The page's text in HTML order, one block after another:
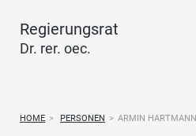
Regierungsrat
Dr. rer. oec.
HOME > PERSONEN > ARMIN HARTMANN